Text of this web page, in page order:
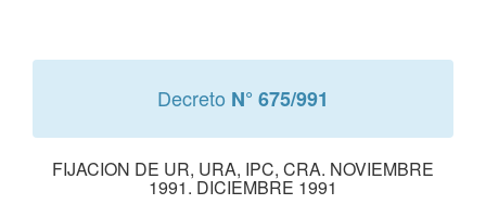
Decreto N° 675/991
FIJACION DE UR, URA, IPC, CRA. NOVIEMBRE
1991. DICIEMBRE 1991